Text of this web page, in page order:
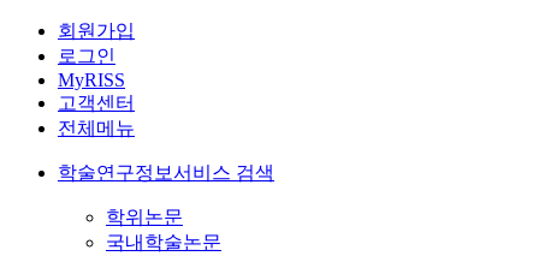
회원가입
로그인
MyRISS
고객센터
전체메뉴
학술연구정보서비스 검색
학위논문
국내학술논문